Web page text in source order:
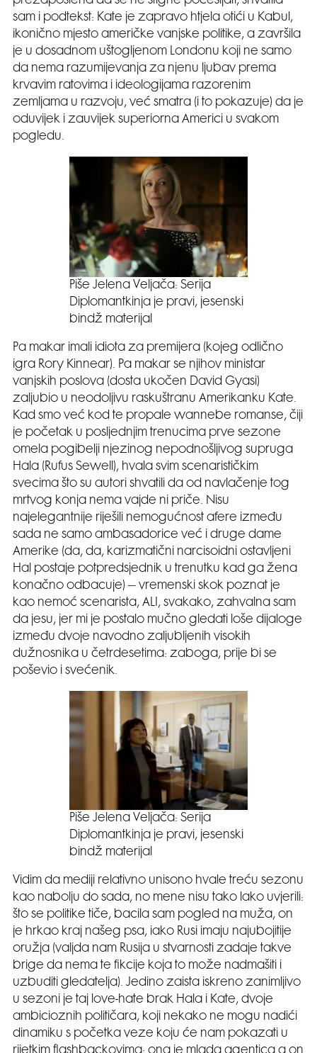
sam i podtekst: Kate je zapravo htjela otići u Kabul,
ikonično mjesto američke vanjske politike, a završila
je u dosadnom uštogljenom Londonu koji ne samo
da nema razumijevanja za njenu ljubav prema
krvavim ratovima i ideologijama razorenim
zemljama u razvoju, već smatra (i to pokazuje) da je
oduvijek i zauvijek superiorna Americi u svakom
pogledu.
Piše Jelena Veljača: Serija
Diplomantkinja je pravi, jesenski
bindž materijal
Pa makar imali idiota za premijera (kojeg odlično
igra Rory Kinnear). Pa makar se njihov ministar
vanjskih poslova (dosta ukočen David Gyasi)
zaljubio u neodoljivu raskuštranu Amerikanku Kate.
Kad smo već kod te propale wannebe romanse, čiji
je početak u posljednjim trenucima prve sezone
omela pogibelji njezinog nepodnošljivog supruga
Hala (Rufus Sewell), hvala svim scenarističkim
svecima što su autori shvatili da od navlačenje tog
mrtvog konja nema vajde ni priče. Nisu
najelegantnije riješili nemogućnost afere između
sada ne samo ambasadorice već i druge dame
Amerike (da, da, karizmatični narcisoidni ostavljeni
Hal postaje potpredsjednik u trenutku kad ga žena
konačno odbacuje) – vremenski skok poznat je
kao nemoć scenarista, ALI, svakako, zahvalna sam
da jesu, jer mi je postalo mučno gledati loše dijaloge
između dvoje navodno zaljubljenih visokih
dužnosnika u četrdesetima: zaboga, prije bi se
poševio i svećenik.
Piše Jelena Veljača: Serija
Diplomantkinja je pravi, jesenski
bindž materijal
Vidim da mediji relativno unisono hvale treću sezonu
kao nabolju do sada, no mene nisu tako lako uvjerili:
što se politike tiče, bacila sam pogled na muža, on
je hrkao kraj našeg psa, iako Rusi imaju najubojitije
oružja (valjda nam Rusija u stvarnosti zadaje takve
brige da nema te fikcije koja to može nadmašiti i
uzbuditi gledatelja). Jedino zaista iskreno zanimljivo
u sezoni je taj love-hate brak Hala i Kate, dvoje
ambicioznih političara, koji nekako ne mogu nadići
dinamiku s početka veze koju će nam pokazati u